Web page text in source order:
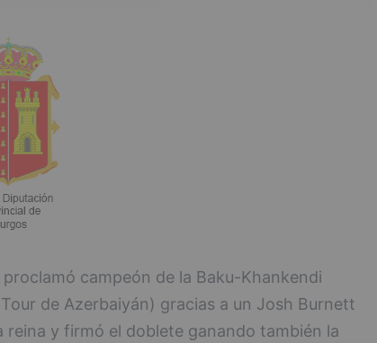
proclamó campeón de la Baku-Khankendi
de Azerbaiyán) gracias a un Josh Burnett
reina y firmó el doblete ganando también la